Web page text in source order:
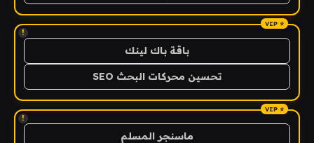
!
باقة باك لينك
تحسين محركات البحث SEO
!
ماسنجر المسلم